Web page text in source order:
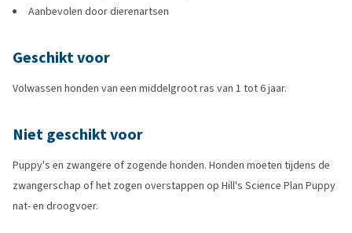
Aanbevolen door dierenartsen
Geschikt voor
Volwassen honden van een middelgroot ras van 1 tot 6 jaar.
Niet geschikt voor
Puppy's en zwangere of zogende honden. Honden moeten tijdens de
zwangerschap of het zogen overstappen op Hill's Science Plan Puppy
nat- en droogvoer.